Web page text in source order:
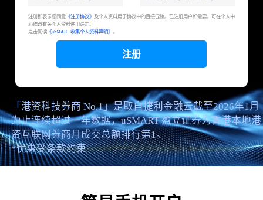
注册即表示您同意《注册协议》 及个人资料用于协议中的直接促销。已注册用户如需要，可在个人中
心修改有关个人资料使用设定。
点击阅读《uSMART 收集个人资料声明》 。
注册
「港资科技券商 No.1」是取自捷利金融云截至2026年1月
为止连续超过一年数据，uSMART 盈立证券为香港本地港
资互联网券商月成交总额排行第1。
*优惠受条款约束